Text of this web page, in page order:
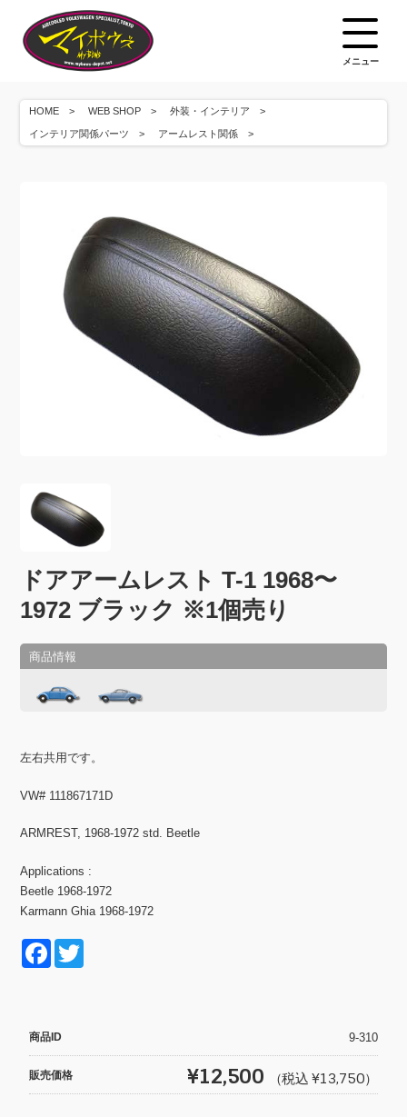
メニュー
HOME WEB SHOP 外装・インテリア
インテリア関係パーツ アームレスト関係
ドアアームレスト T-1 1968〜
1972 ブラック ※1個売り
左右共用です。
VW# 111867171D
ARMREST, 1968-1972 std. Beetle
Applications :
Beetle 1968-1972
Karmann Ghia 1968-1972
F
e
b
o
商品ID 9-310
販売価格 ¥12,500 （税込 ¥13,750）